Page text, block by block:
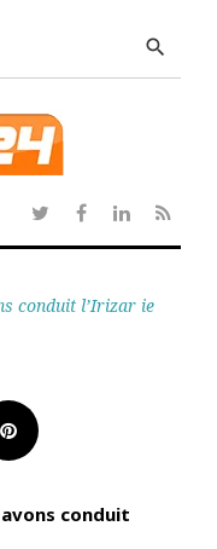
search
TwitterFacebook
Linkedin
RSS
conduit l’Irizar ie
Pinterest
conduit